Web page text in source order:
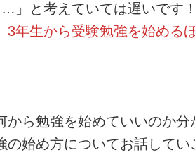
…」と考えていては遅いです
3年生から受験勉強を始める
から勉強を始めていいのか
の始め方についてお話して